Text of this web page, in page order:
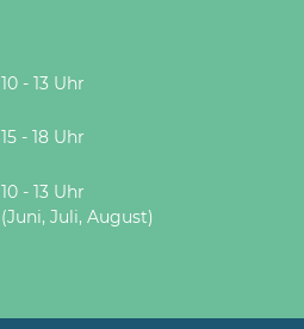
10 - 13 Uhr
15 - 18 Uhr
10 - 13 Uhr
(Juni, Juli, August)